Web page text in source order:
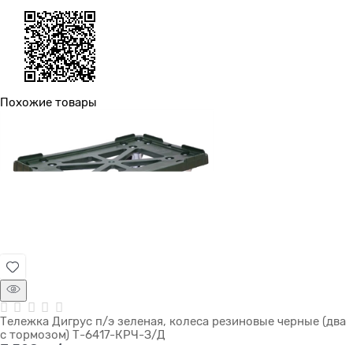
Похожие товары
Тележка Дигрус п/э зеленая, колеса резиновые черные (два
с тормозом) Т-6417-КРЧ-З/Д